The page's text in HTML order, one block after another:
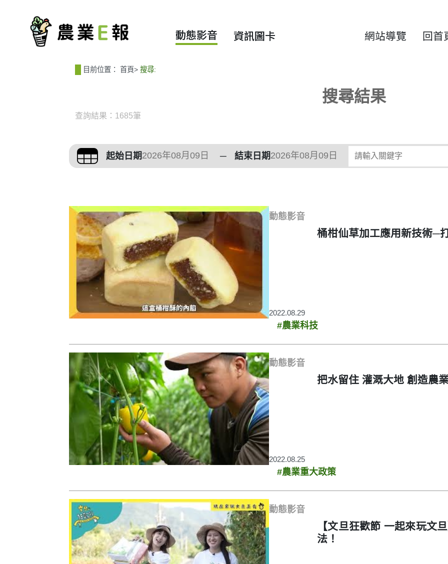
動態影音 資訊圖卡 網站導覽 回首
目前位置： 首頁> 搜尋:
搜尋結果
查詢結果：1685筆
篩選與搜尋條件
起始日期 結束日期 請輸入關鍵字
搜尋結果列表
動態影音
桶柑仙草加工應用新技術─
2022.08.29
#農業科技
動態影音
把水留住 灌溉大地 創造農
2022.08.25
#農業重大政策
動態影音
【文旦狂歡節 一起來玩文
法！